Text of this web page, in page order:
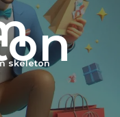
skeleton